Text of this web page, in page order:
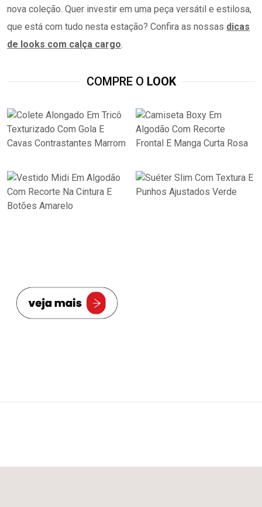
nova coleção. Quer investir em uma peça versátil e estilosa,
que está com tudo nesta estação? Confira as nossas dicas
de looks com calça cargo.
COMPRE O LOOK